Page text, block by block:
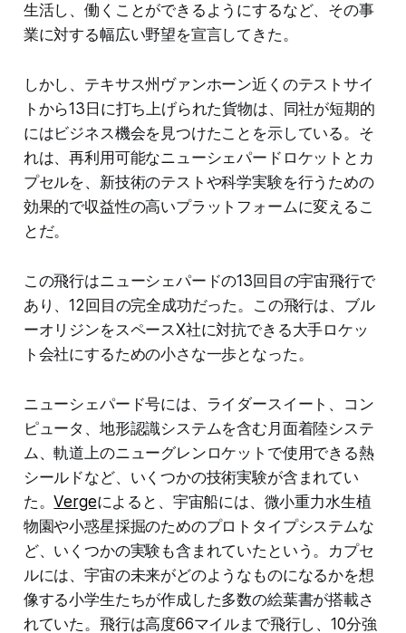
生活し、働くことができるようにするなど、その事
業に対する幅広い野望を宣言してきた。
しかし、テキサス州ヴァンホーン近くのテストサイ
トから13日に打ち上げられた貨物は、同社が短期的
にはビジネス機会を見つけたことを示している。そ
れは、再利用可能なニューシェパードロケットとカ
プセルを、新技術のテストや科学実験を行うための
効果的で収益性の高いプラットフォームに変えるこ
とだ。
この飛行はニューシェパードの13回目の宇宙飛行で
あり、12回目の完全成功だった。この飛行は、ブル
ーオリジンをスペースX社に対抗できる大手ロケッ
ト会社にするための小さな一歩となった。
ニューシェパード号には、ライダースイート、コン
ピュータ、地形認識システムを含む月面着陸システ
ム、軌道上のニューグレンロケットで使用できる熱
シールドなど、いくつかの技術実験が含まれてい
た。Vergeによると、宇宙船には、微小重力水生植
物園や小惑星採掘のためのプロトタイプシステムな
ど、いくつかの実験も含まれていたという。カプセ
ルには、宇宙の未来がどのようなものになるかを想
像する小学生たちが作成した多数の絵葉書が搭載さ
れていた。飛行は高度66マイルまで飛行し、10分強